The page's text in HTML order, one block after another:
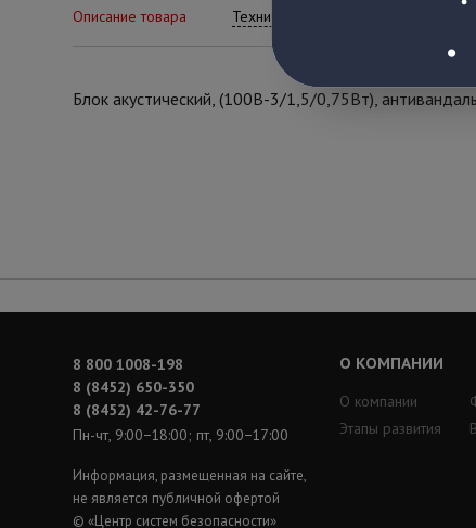
Описание товара Технические характеристики
Блок акустический, (100В-3/1,5/0,75Вт),
8 800 1008-198
8 (8452) 650-350
8 (8452) 42-76-77
Пн-чт, 9:00−18:00; пт, 9:00−17:00
Информация, размещенная на сайте,
не является публичной офертой
© «Центр систем безопасности»
О КОМПАНИИ
О компании
Этапы развития